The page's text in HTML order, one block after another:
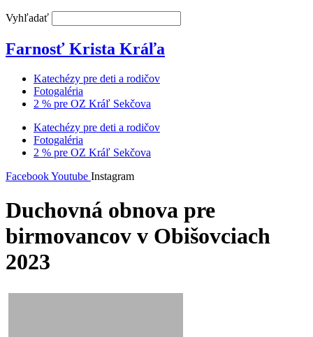
Vyhľadať
Farnosť Krista Kráľa
Katechézy pre deti a rodičov
Fotogaléria
2 % pre OZ Kráľ Sekčova
Katechézy pre deti a rodičov
Fotogaléria
2 % pre OZ Kráľ Sekčova
FacebookYoutube Instagram
Duchovná obnova pre
birmovancov v Obišovciach
2023